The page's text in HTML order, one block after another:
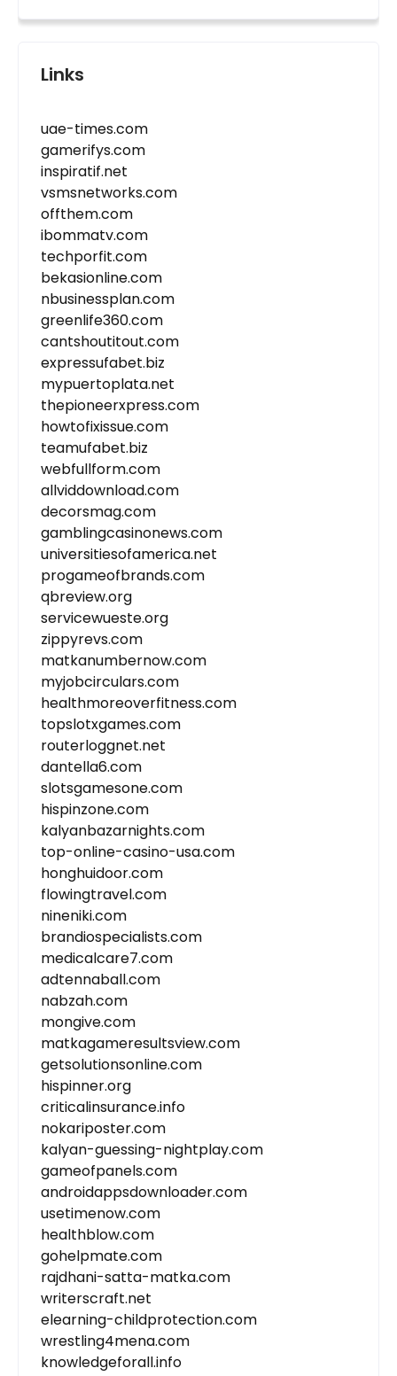
Links
uae-times.com
gamerifys.com
inspiratif.net
vsmsnetworks.com
offthem.com
ibommatv.com
techporfit.com
bekasionline.com
nbusinessplan.com
greenlife360.com
cantshoutitout.com
expressufabet.biz
mypuertoplata.net
thepioneerxpress.com
howtofixissue.com
teamufabet.biz
webfullform.com
allviddownload.com
decorsmag.com
gamblingcasinonews.com
universitiesofamerica.net
progameofbrands.com
qbreview.org
servicewueste.org
zippyrevs.com
matkanumbernow.com
myjobcirculars.com
healthmoreoverfitness.com
topslotxgames.com
routerloggnet.net
dantella6.com
slotsgamesone.com
hispinzone.com
kalyanbazarnights.com
top-online-casino-usa.com
honghuidoor.com
flowingtravel.com
nineniki.com
brandiospecialists.com
medicalcare7.com
adtennaball.com
nabzah.com
mongive.com
matkagameresultsview.com
getsolutionsonline.com
hispinner.org
criticalinsurance.info
nokariposter.com
kalyan-guessing-nightplay.com
gameofpanels.com
androidappsdownloader.com
usetimenow.com
healthblow.com
gohelpmate.com
rajdhani-satta-matka.com
writerscraft.net
elearning-childprotection.com
wrestling4mena.com
knowledgeforall.info